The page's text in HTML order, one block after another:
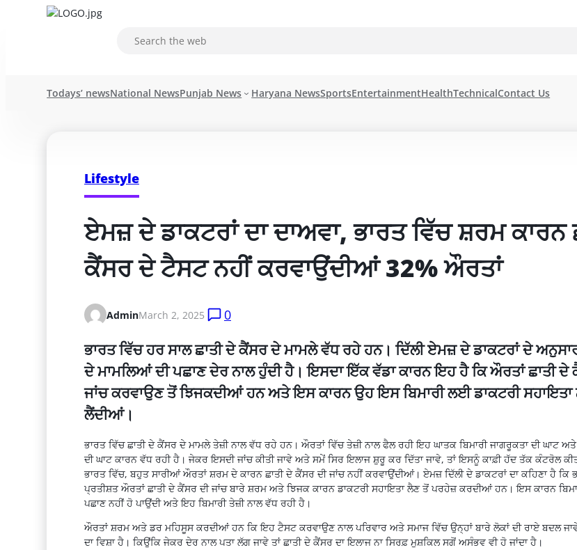
Todays’ newsNational NewsPunjab News Haryana NewsSportsEntertainmentHealthTechnicalContact Us
Lifestyle
ਏਮਜ਼ ਦੇ ਡਾਕਟਰਾਂ ਦਾ ਦਾਅਵਾ, ਭਾਰਤ ਵਿੱਚ ਸ਼ਰਮ ਕਾਰਨ
ਕੈਂਸਰ ਦੇ ਟੈਸਟ ਨਹੀਂ ਕਰਵਾਉਂਦੀਆਂ 32% ਔਰਤਾਂ
AdminMarch 2, 2025 0
ਭਾਰਤ ਵਿੱਚ ਹਰ ਸਾਲ ਛਾਤੀ ਦੇ ਕੈਂਸਰ ਦੇ ਮਾਮਲੇ ਵੱਧ ਰਹੇ ਹਨ। ਦਿੱਲੀ ਏਮਜ਼ ਦੇ ਡਾਕਟਰਾਂ ਦੇ
ਦੇ ਮਾਮਲਿਆਂ ਦੀ ਪਛਾਣ ਦੇਰ ਨਾਲ ਹੁੰਦੀ ਹੈ। ਇਸਦਾ ਇੱਕ ਵੱਡਾ ਕਾਰਨ ਇਹ ਹੈ ਕਿ ਔਰਤਾਂ ਛਾਤੀ ਦੇ
ਜਾਂਚ ਕਰਵਾਉਣ ਤੋਂ ਝਿਜਕਦੀਆਂ ਹਨ ਅਤੇ ਇਸ ਕਾਰਨ ਉਹ ਇਸ ਬਿਮਾਰੀ ਲਈ ਡਾਕਟਰੀ ਸਹਾਇਤਾ
ਲੈਂਦੀਆਂ।
ਭਾਰਤ ਵਿੱਚ ਛਾਤੀ ਦੇ ਕੈਂਸਰ ਦੇ ਮਾਮਲੇ ਤੇਜ਼ੀ ਨਾਲ ਵੱਧ ਰਹੇ ਹਨ। ਔਰਤਾਂ ਵਿੱਚ ਤੇਜ਼ੀ ਨਾਲ ਫੈਲ ਰਹੀ ਇਹ ਘਾਤਕ ਬਿਮਾਰੀ ਜਾਗਰੂਕਤਾ ਦੀ ਘਾਟ
ਦੀ ਘਾਟ ਕਾਰਨ ਵੱਧ ਰਹੀ ਹੈ। ਜੇਕਰ ਇਸਦੀ ਜਾਂਚ ਕੀਤੀ ਜਾਵੇ ਅਤੇ ਸਮੇਂ ਸਿਰ ਇਲਾਜ ਸ਼ੁਰੂ ਕਰ ਦਿੱਤਾ ਜਾਵੇ, ਤਾਂ ਇਸਨੂੰ ਕਾਫ਼ੀ ਹੱਦ ਤੱਕ ਕੰਟਰੋਲ
ਭਾਰਤ ਵਿੱਚ, ਬਹੁਤ ਸਾਰੀਆਂ ਔਰਤਾਂ ਸ਼ਰਮ ਦੇ ਕਾਰਨ ਛਾਤੀ ਦੇ ਕੈਂਸਰ ਦੀ ਜਾਂਚ ਨਹੀਂ ਕਰਵਾਉਂਦੀਆਂ। ਏਮਜ਼ ਦਿੱਲੀ ਦੇ ਡਾਕਟਰਾਂ ਦਾ ਕਹਿਣਾ ਹੈ ਕਿ
ਪ੍ਰਤੀਸ਼ਤ ਔਰਤਾਂ ਛਾਤੀ ਦੇ ਕੈਂਸਰ ਦੀ ਜਾਂਚ ਬਾਰੇ ਸ਼ਰਮ ਅਤੇ ਝਿਜਕ ਕਾਰਨ ਡਾਕਟਰੀ ਸਹਾਇਤਾ ਲੈਣ ਤੋਂ ਪਰਹੇਜ਼ ਕਰਦੀਆਂ ਹਨ। ਇਸ ਕਾਰਨ
ਪਛਾਣ ਨਹੀਂ ਹੋ ਪਾਉਂਦੀ ਅਤੇ ਇਹ ਬਿਮਾਰੀ ਤੇਜ਼ੀ ਨਾਲ ਵੱਧ ਰਹੀ ਹੈ।
ਔਰਤਾਂ ਸ਼ਰਮ ਅਤੇ ਡਰ ਮਹਿਸੂਸ ਕਰਦੀਆਂ ਹਨ ਕਿ ਇਹ ਟੈਸਟ ਕਰਵਾਉਣ ਨਾਲ ਪਰਿਵਾਰ ਅਤੇ ਸਮਾਜ ਵਿੱਚ ਉਨ੍ਹਾਂ ਬਾਰੇ ਲੋਕਾਂ ਦੀ ਰਾਏ ਬਦਲ
ਦਾ ਵਿਸ਼ਾ ਹੈ। ਕਿਉਂਕਿ ਜੇਕਰ ਦੇਰ ਨਾਲ ਪਤਾ ਲੱਗ ਜਾਵੇ ਤਾਂ ਛਾਤੀ ਦੇ ਕੈਂਸਰ ਦਾ ਇਲਾਜ ਨਾ ਸਿਰਫ਼ ਮੁਸ਼ਕਿਲ ਸਗੋਂ ਅਸੰਭਵ ਵੀ ਹੋ ਜਾਂਦਾ ਹੈ।